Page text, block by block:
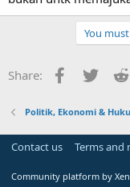
You
Share: Facebook
Twitter
Politik, Ekonomi &
Contact us Terms and
Community platform by